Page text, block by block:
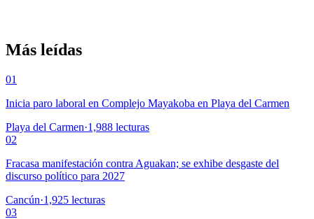
Más leídas
01
Inicia paro laboral en Complejo Mayakoba en Playa del Carmen
Playa del Carmen·1,988 lecturas
02
Fracasa manifestación contra Aguakan; se exhibe desgaste del
discurso político para 2027
Cancún·1,925 lecturas
03